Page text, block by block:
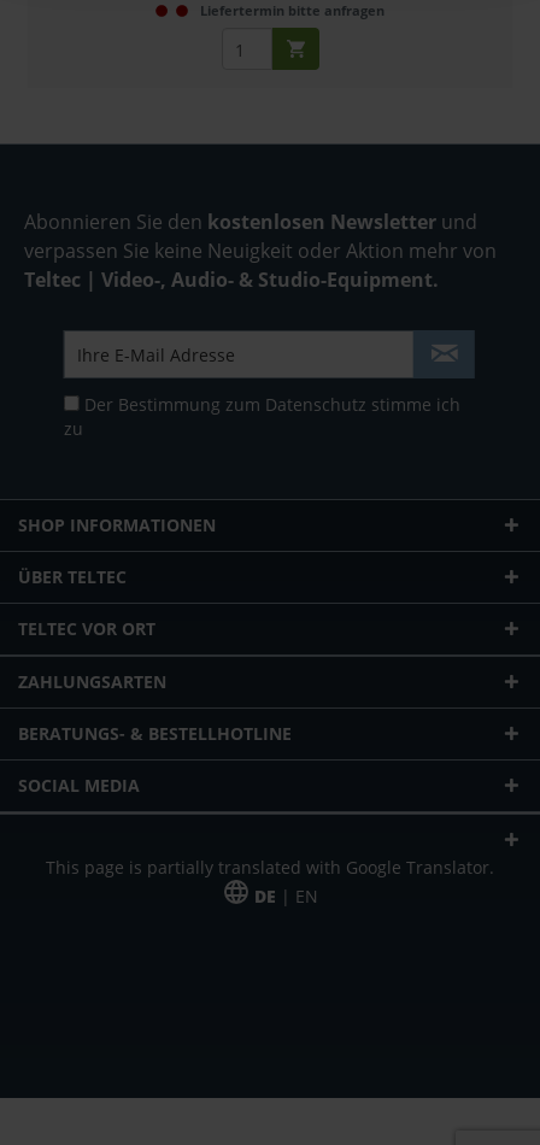
Liefertermin bitte anfragen
Abonnieren Sie den kostenlosen Newsletter und
verpassen Sie keine Neuigkeit oder Aktion mehr von
Teltec | Video-, Audio- & Studio-Equipment.
Der Bestimmung zum Datenschutz stimme ich
zu
SHOP INFORMATIONEN
ÜBER TELTEC
TELTEC VOR ORT
ZAHLUNGSARTEN
BERATUNGS- & BESTELLHOTLINE
SOCIAL MEDIA
This page is partially translated with Google Translator.
DE | EN